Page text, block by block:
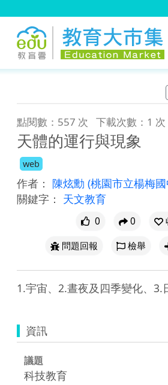
點閱數：557 次 下載次數：1 次
天體的運行與現象
web
作者： 陳炫勳 (桃園市立楊梅
關鍵字： 天文教育
0 0
問題回報
檢舉
1.宇宙、2.晝夜及四季變化、3.
資訊
議題
科技教育